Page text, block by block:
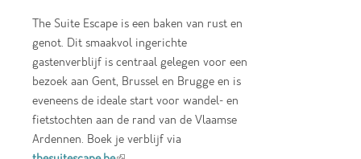
The Suite Escape is een baken van rust en
genot. Dit smaakvol ingerichte
gastenverblijf is centraal gelegen voor een
bezoek aan Gent, Brussel en Brugge en is
eveneens de ideale start voor wandel- en
fietstochten aan de rand van de Vlaamse
Ardennen. Boek je verblijf via